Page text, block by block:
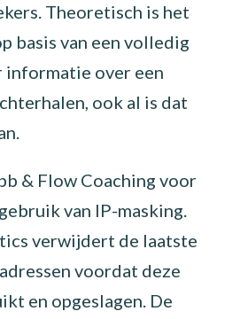
Theoretisch is het
basis van een volledig
informatie over een
ook al is dat
& Flow Coaching voor
van IP-masking.
verwijdert de laatste
voordat deze
en opgeslagen. De